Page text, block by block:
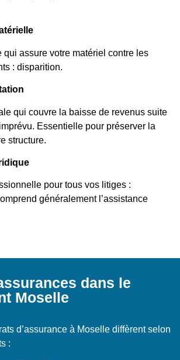
qui assure votre matériel contre les
: disparition.
qui couvre la baisse de revenus suite
Essentielle pour préserver la
structure.
pour tous vos litiges :
généralement l’assistance
dans le
Moselle
d’assurance à Moselle diffèrent selon
: